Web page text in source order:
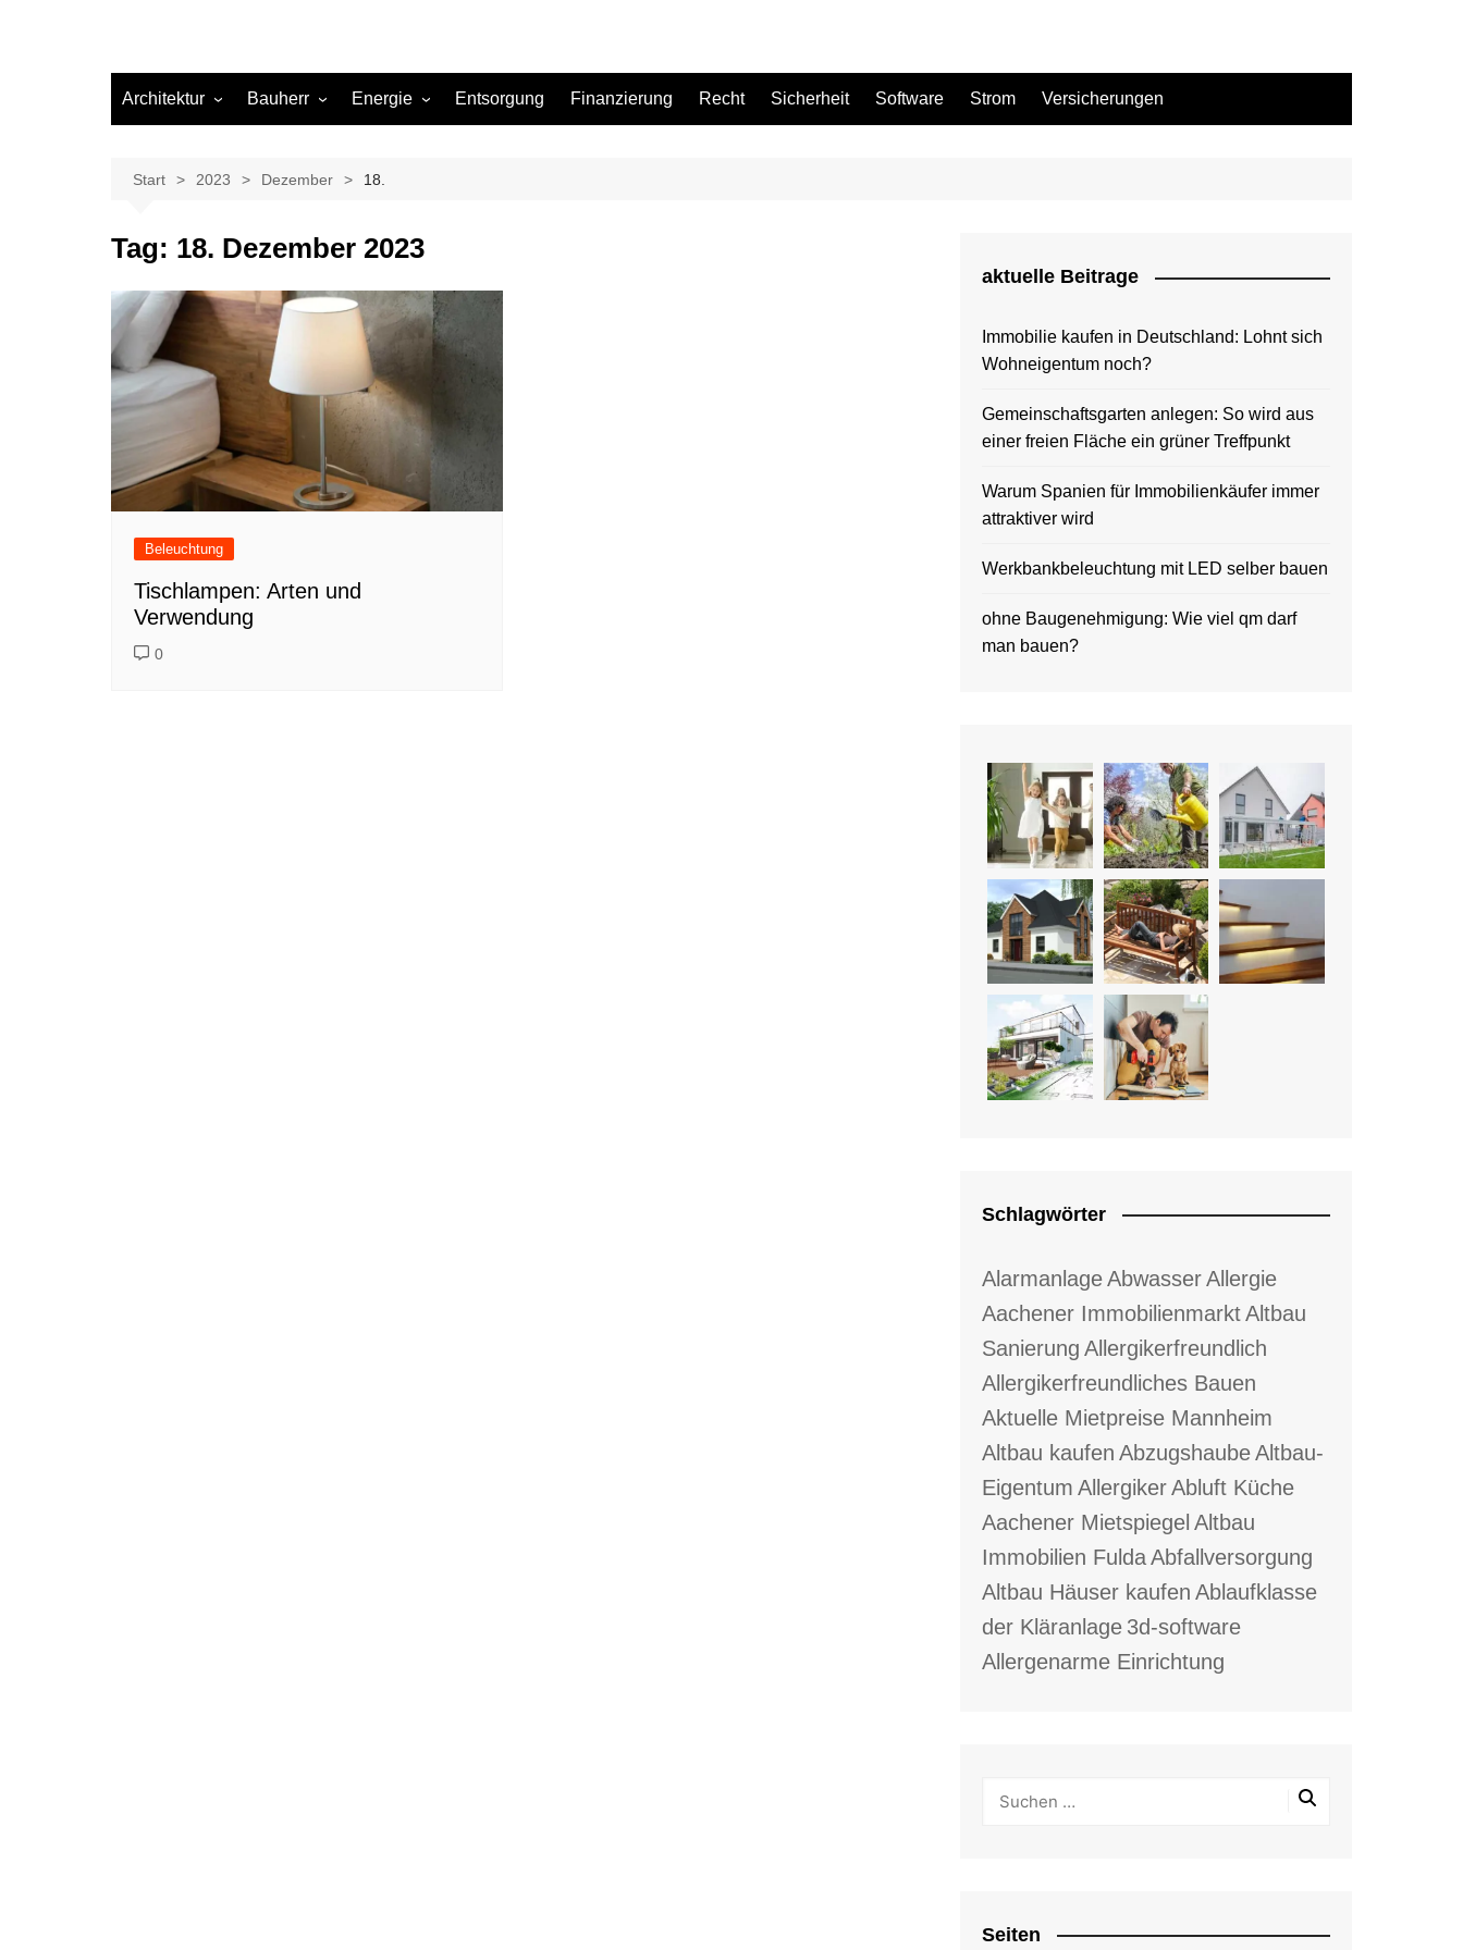
Architektur Bauherr
Beleuchtung
Garten
Materialien
Ökologisch bauen
Renovierung
Sanierung
Hygiene
Energie
Gas
Entsorgung Finanzierung Recht Sicherheit Software Strom Versicherungen
Start 2023 Dezember 18.
Tag: 18. Dezember 2023
Beleuchtung
Tischlampen: Arten und
Verwendung
0
aktuelle Beitrage
Immobilie kaufen in Deutschland: Lohnt sich
Wohneigentum noch?
Gemeinschaftsgarten anlegen: So wird aus
einer freien Fläche ein grüner Treffpunkt
Warum Spanien für Immobilienkäufer immer
attraktiver wird
Werkbankbeleuchtung mit LED selber bauen
ohne Baugenehmigung: Wie viel qm darf
man bauen?
Schlagwörter
AlarmanlageAbwasserAllergie
Aachener ImmobilienmarktAltbau
Sanierung Allergikerfreundlich
Allergikerfreundliches Bauen
Aktuelle Mietpreise Mannheim
Altbau kaufen AbzugshaubeAltbau-
Eigentum AllergikerAbluft Küche
Aachener Mietspiegel Altbau
Immobilien FuldaAbfallversorgung
Altbau Häuser kaufen Ablaufklasse
der Kläranlage 3d-software
Allergenarme Einrichtung
Seiten